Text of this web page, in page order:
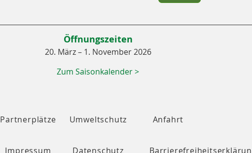
Öffnungszeiten
20. März – 1. November 2026
Zum Saisonkalender >
Partnerplätze Umweltschutz Anfahrt
Impressum Datenschutz